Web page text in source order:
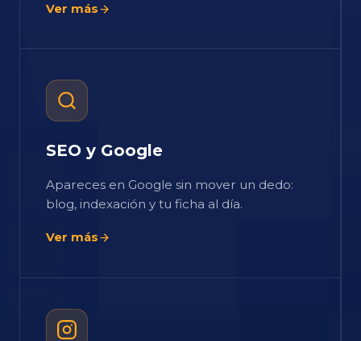
Ver más
SEO y Google
Apareces en Google sin mover un dedo:
blog, indexación y tu ficha al día.
Ver más